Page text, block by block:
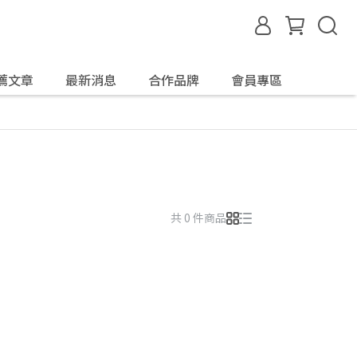
文章 最新消息 合作品牌 會員專區
共 0 件商品